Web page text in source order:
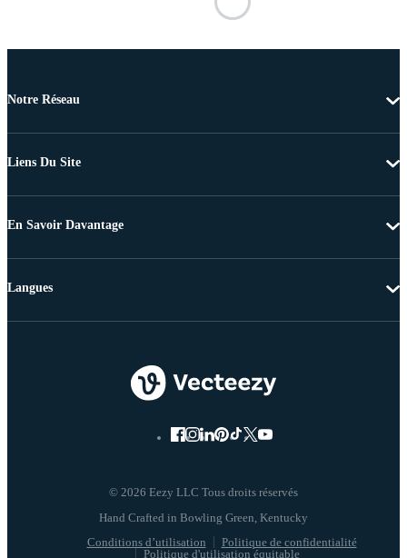
Notre Réseau
Liens Du Site
En Savoir Davantage
© 2026 Eezy LLC Tous droits réservés
Conditions d’utilisation
Politique de confidentialité
Politique d'utilisation équitable
Langues